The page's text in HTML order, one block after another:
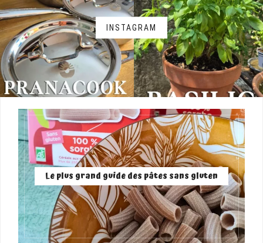
INSTAGRAM
Le plus grand guide des pâtes sans gluten